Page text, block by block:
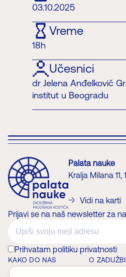
03.10.2025
Vreme
18h
Učesnici
dr Jelena Anđelkovič
institut u Beogradu
Palata nauke
Kralja Milana
Vidi na karti
Prijavi se na naš newsletter za
Prihvatam politiku privatnosti
KAKO DO NAS O